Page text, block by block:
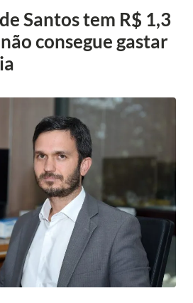
Santos tem R$ 1,3
consegue gastar